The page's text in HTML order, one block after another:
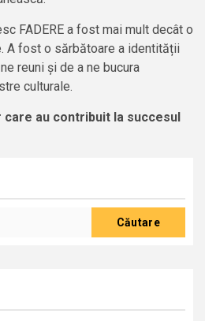
FADERE a fost mai mult decât o
A fost o sărbătoare a identității
reuni și de a ne bucura
culturale.
au contribuit la succesul
Căutare